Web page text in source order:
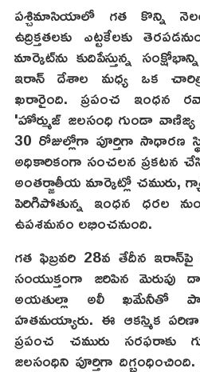
పశ్చిమాసియాలో గత కొన్ని
ఉద్రిక్తతలకు ఎట్టకేలకు
మార్కెట్‌ను కుదిపేస్తున్న
ఇరాన్ దేశాల మధ్య ఒక
ఖరారైంది. ప్రపంచ ఇంధన
'హోర్ముజ్ జలసంధి గుండా
30 రోజుల్లోగా పూర్తిగా సాధారణ
అధికారికంగా సంచలన ప్రకటన
అంతర్జాతీయ మార్కెట్లో చమురు,
పెరిగిపోతున్న ఇంధన ధరల
ఉపశమనం లభించనుంది.
గత ఫిబ్రవరి 28వ తేదీన
సంయుక్తంగా జరిపిన మెరుపు
అయతుల్లా అలీ ఖమేనీతో పాటు
హతమయ్యారు. ఈ ఆకస్మిక
ప్రపంచ చమురు సరఫరాకు
జలసంధిని పూర్తిగా